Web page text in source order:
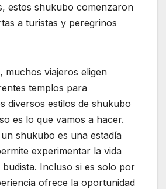
estos shukubo comenzaron
a turistas y peregrinos
muchos viajeros eligen
templos para
diversos estilos de shukubo
es lo que vamos a hacer.
shukubo es una estadía
experimentar la vida
Incluso si es solo por
ofrece la oportunidad